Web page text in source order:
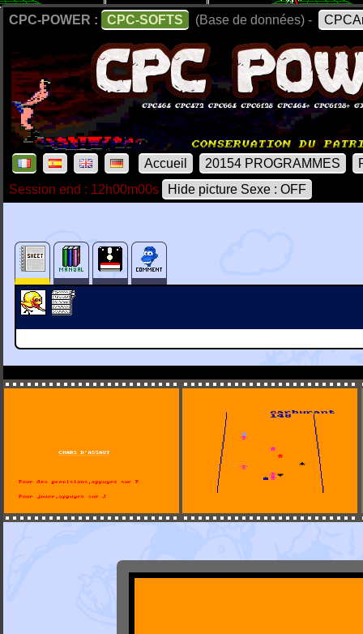
CPC-POWER : CPC-SOFTS (Base de données) -
Accueil 20154 PROGRAMMES
Session end : 12h00m00s
Hide picture Sexe : OFF